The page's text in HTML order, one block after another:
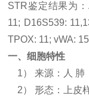
STR鉴定结果为
11; D16S539:
TPOX: 11; vWA:
一、细胞特性
1） 来源：人 肺
2） 形态 ：上皮